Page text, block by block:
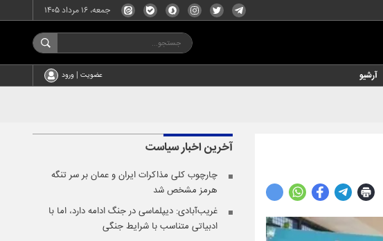
جمعه، ۱۶ مرداد ۱۴۰۵
آرشیو عضویت | ورود
آخرین اخبارسیاست
چارچوب کلی مذاکرات ایران و عمان بر سر تنگه
هرمز مشخص شد
غریب‌آبادی: دیپلماسی در جنگ ادامه دارد، اما با
ادبیاتی متناسب با شرایط جنگی